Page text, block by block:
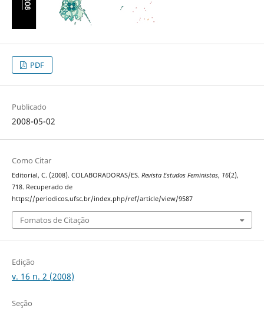
PDF
Publicado
2008-05-02
Como Citar
Editorial, C. (2008). COLABORADORAS/ES. Revista Estudos Feministas, 16(2),
718. Recuperado de
https://periodicos.ufsc.br/index.php/ref/article/view/9587
Fomatos de Citação
Edição
v. 16 n. 2 (2008)
Seção